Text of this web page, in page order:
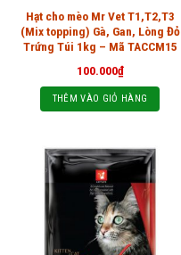
Hạt cho mèo Mr Vet T1,T2,T3
(Mix topping) Gà, Gan, Lòng Đỏ
Trứng Túi 1kg – Mã TACCM15
100.000₫
THÊM VÀO GIỎ HÀNG